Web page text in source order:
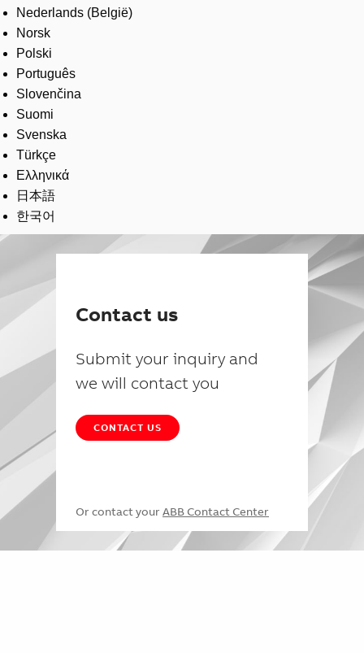
Nederlands (België)
Norsk
Polski
Português
Slovenčina
Suomi
Svenska
Türkçe
Ελληνικά
日本語
한국어
Contact us
Submit your inquiry and
we will contact you
CONTACT US
Or contact your ABB Contact Center